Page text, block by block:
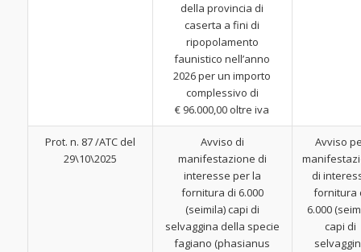
della provincia di
caserta a fini di
ripopolamento
faunistico nell’anno
2026 per un importo
complessivo di
€ 96.000,00 oltre iva
Prot. n. 87 /ATC del
29\10\2025
Avviso di
manifestazione di
interesse per la
fornitura di 6.000
(seimila) capi di
selvaggina della specie
fagiano (phasianus
Avviso
di
fornitura
6.000
capi di